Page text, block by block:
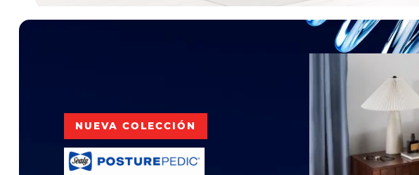
NUEVA COLECCIÓN